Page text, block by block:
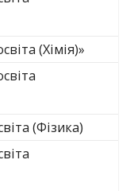
(Хімія)»
(Фізика)